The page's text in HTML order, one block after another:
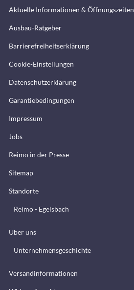
Aktuelle Informationen & Öffnungszeiten
Ausbau-Ratgeber
Barrierefreiheitserklärung
Cookie-Einstellungen
Datenschutzerklärung
Garantiebedingungen
Impressum
Jobs
Reimo in der Presse
Sitemap
Standorte
Reimo - Egelsbach
Über uns
Unternehmensgeschichte
Versandinformationen